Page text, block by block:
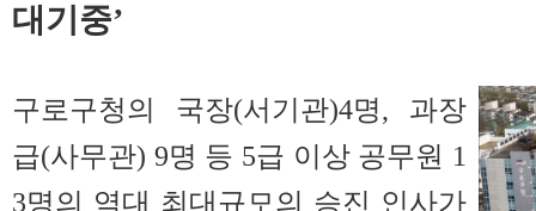
대기중’
구로구청의 국장(서기관)4명, 과장
급(사무관) 9명 등 5급 이상 공무원 1
3명의 역대 최대규모의 승진 인사가